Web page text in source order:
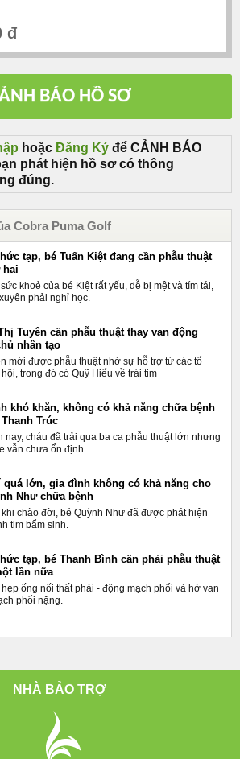
đ
hoặc Đăng Ký để CẢNH BÁO
phát hiện hồ sơ có thông
đúng.
Cobra Puma Golf
tạp, bé Tuấn Kiệt đang cần phẫu thuật
hai
khoẻ của bé Kiệt rất yếu, dễ bị mệt và tím tái,
phải nghỉ học.
Tuyên cần phẫu thuật thay van động
nhân tạo
mới được phẫu thuật nhờ sự hỗ trợ từ các tổ
trong đó có Quỹ Hiểu về trái tim
khó khăn, không có khả năng chữa bệnh
Trúc
nay, cháu đã trải qua ba ca phẫu thuật lớn nhưng
vẫn chưa ổn định.
quá lớn, gia đình không có khả năng cho
Như chữa bệnh
khi chào đời, bé Quỳnh Như đã được phát hiện
tim bẩm sinh.
tạp, bé Thanh Bình cần phải phẫu thuật
lần nữa
ống nối thất phải - động mạch phổi và hở van
phổi nặng.
NHÀ BẢO TRỢ